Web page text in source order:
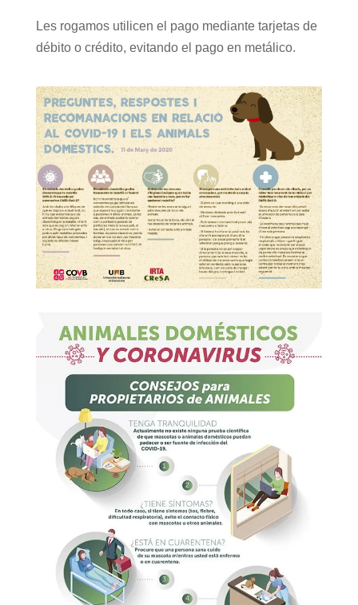
Les rogamos utilicen el pago mediante tarjetas de
débito o crédito, evitando el pago en metálico.